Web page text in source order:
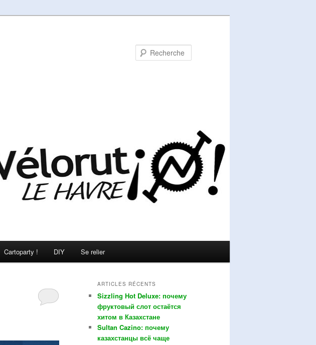
Cartoparty ! DIY Se relier
ARTICLES RÉCENTS
Sizzling Hot Deluxe: почему
фруктовый слот остаётся
хитом в Казахстане
Sultan Cazino: почему
казахстанцы всё чаще